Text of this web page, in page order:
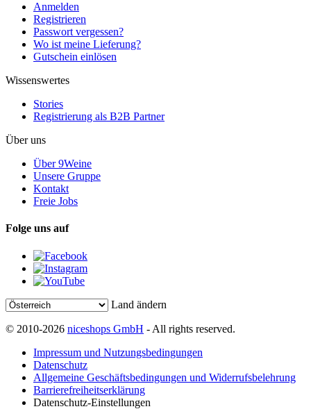
Anmelden
Registrieren
Passwort vergessen?
Wo ist meine Lieferung?
Gutschein einlösen
Wissenswertes
Stories
Registrierung als B2B Partner
Über uns
Über 9Weine
Unsere Gruppe
Kontakt
Freie Jobs
Folge uns auf
Land ändern
© 2010-2026 niceshops GmbH - All rights reserved.
Impressum und Nutzungsbedingungen
Datenschutz
Allgemeine Geschäftsbedingungen und Widerrufsbelehrung
Barrierefreiheitserklärung
Datenschutz-Einstellungen